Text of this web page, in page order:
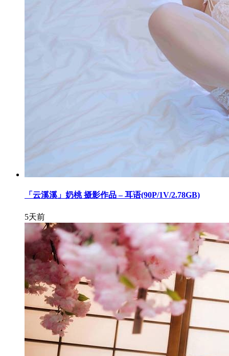
「云溪溪」奶桃 摄影作品 – 耳语(90P/1V/2.78GB)
5天前